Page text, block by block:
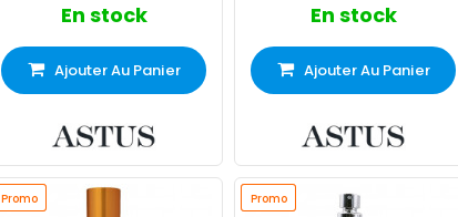
En stock
Ajouter Au Panier
En stock
Ajouter Au Panier
Promo
Promo Promo
Promo